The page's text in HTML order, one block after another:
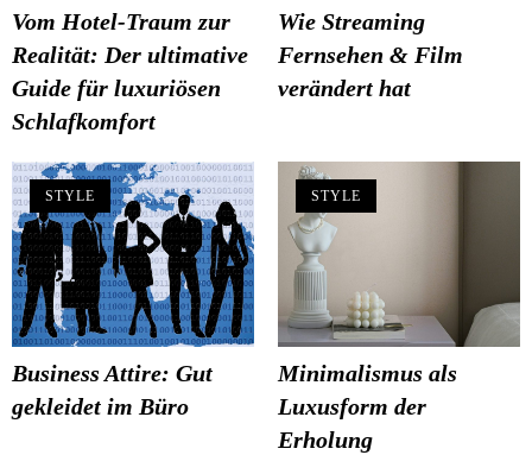
Vom Hotel-Traum zur
Realität: Der ultimative
Guide für luxuriösen
Schlafkomfort
Wie Streaming
Fernsehen & Film
verändert hat
STYLE
Business Attire: Gut
gekleidet im Büro
STYLE
Minimalismus als
Luxusform der
Erholung